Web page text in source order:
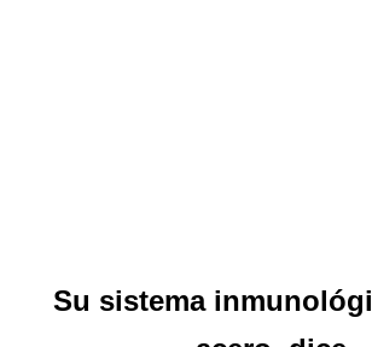
Su sistema